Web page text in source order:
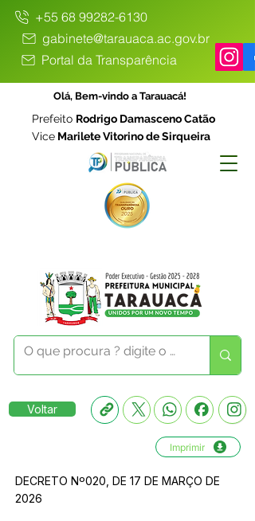
+55 68 99282-6130
gabinete@tarauaca.ac.gov.br
Portal da Transparência
Olá, Bem-vindo a Tarauacá!
Prefeito Rodrigo Damasceno Catão
Vice Marilete Vitorino de Sirqueira
Voltar
Imprimir
DECRETO Nº020, DE 17 DE MARÇO DE
2026